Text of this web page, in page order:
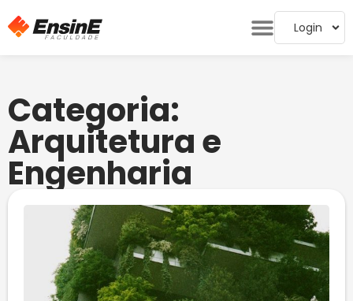
Login
Categoria:
Arquitetura e
Engenharia